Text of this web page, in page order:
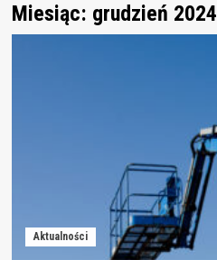
Miesiąc: grudzień 2024
Aktualności